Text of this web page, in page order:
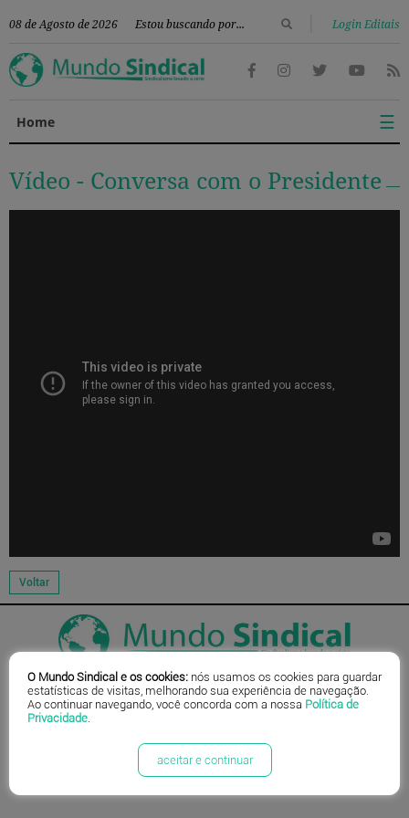
08 de Agosto de 2026 Login Editais
Home ☰
Vídeo - Conversa com o Presidente
© 2026 Portal Mundo Sindical - Todos os direitos reservados| Easy System
O Mundo Sindical e os cookies: nós usamos os cookies para guardar
estatísticas de visitas, melhorando sua experiência de navegação.
Ao continuar navegando, você concorda com a nossa Política de
Privacidade.
aceitar e continuar